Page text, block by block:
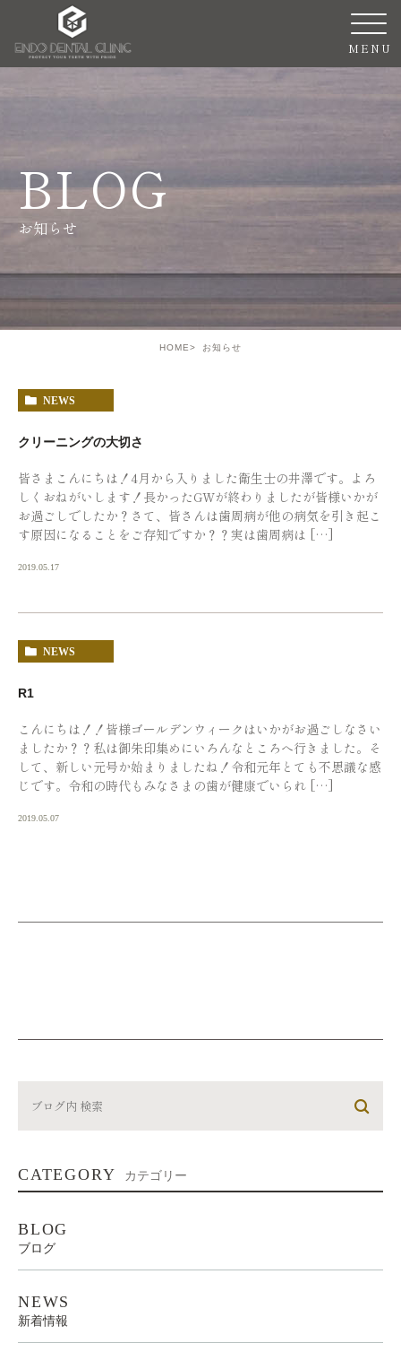
BLOG
お知らせ
HOME お知らせ
NEWS
クリーニングの大切さ
皆さまこんにちは！4月から入りました衛生士の井澤です。よろ
しくおねがいします！長かったGWが終わりましたが皆様いかが
お過ごしでしたか？さて、皆さんは歯周病が他の病気を引き起こ
す原因になることをご存知ですか？？実は歯周病は […]
2019.05.17
NEWS
R1
こんにちは！！皆様ゴールデンウィークはいかがお過ごしなさい
ましたか？？私は御朱印集めにいろんなところへ行きました。そ
して、新しい元号か始まりましたね！令和元年とても不思議な感
じです。令和の時代もみなさまの歯が健康でいられ […]
2019.05.07
CATEGORY カテゴリー
BLOG
ブログ
NEWS
新着情報